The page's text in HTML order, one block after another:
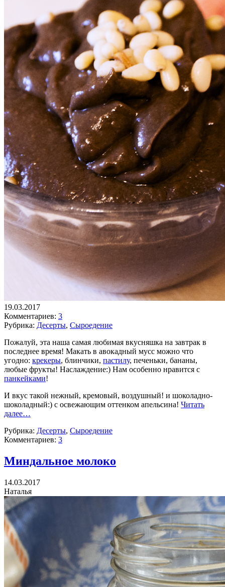
19.03.2017
Комментариев: 3
Рубрика: Десерты, Сыроедение
Пожалуй, эта наша самая любимая вкусняшка на завтрак в
последнее время! Макать в авокадный мусс можно что
угодно: крекеры, блинчики, пастилу, печеньки, бананы,
любые фрукты! Наслаждение:) Нам особенно нравится с
панкейками!
И вкус такой нежный, кремовый, воздушный! и шоколадно-
шоколадный:) с освежающим оттенком апельсина! Читать
далее…
Рубрика: Десерты, Сыроедение
Комментариев: 3
Миндальное молоко
14.03.2017
Наталья